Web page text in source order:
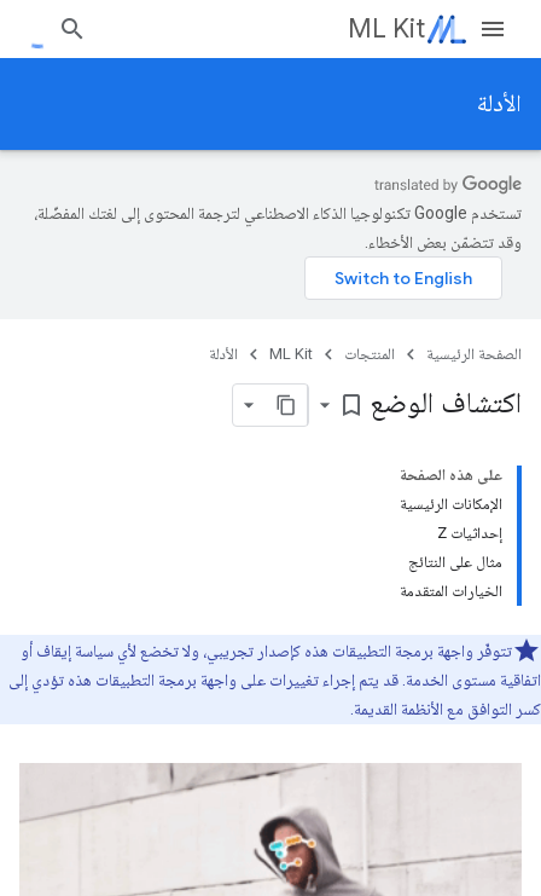
ML Kit
الأدلة
تستخدم Google تكنولوجيا الذكاء الاصطناعي لترجمة المحتوى إلى لغتك المفضّلة،
وقد تتضمّن بعض الأخطاء.
الصفحة الرئيسية المنتجات ML Kit الأدلة
اكتشاف الوضع bookmark_border
على هذه الصفحة
الإمكانات الرئيسية
إحداثيات Z
مثال على النتائج
الخيارات المتقدمة
تتوفّر واجهة برمجة التطبيقات هذه كإصدار تجريبي، ولا تخضع لأي سياسة إيقاف أو
اتفاقية مستوى الخدمة. قد يتم إجراء تغييرات على واجهة برمجة التطبيقات هذه تؤدي إلى
كسر التوافق مع الأنظمة القديمة.